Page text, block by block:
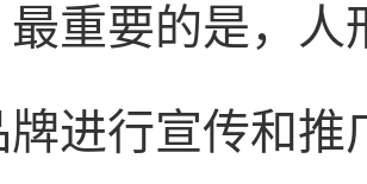
最重要的是，人
牌进行宣传和